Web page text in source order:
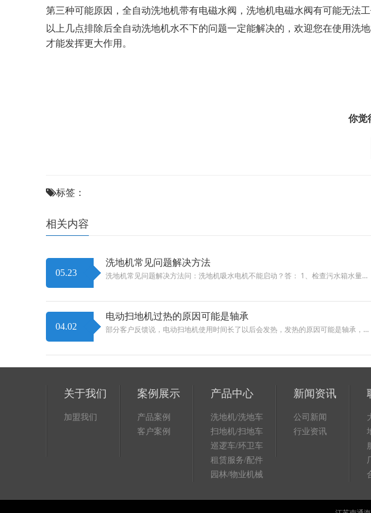
第三种可能原因，全自动洗地机带有电磁水阀，洗地机电磁水阀有可能无法
以上几点排除后全自动洗地机水不下的问题一定能解决的，欢迎您在使用
才能发挥更大作用。
你觉
标签：
相关内容
05.23
洗地机常见问题解决方法
洗地机常见问题解决方法问：洗地机吸水电机不能启动？答： 1、检查污水箱水量…
04.02
电动扫地机过热的原因可能是轴承
部分客户反馈说，电动扫地机使用时间长了以后会发热，发热的原因可能是轴承，…
关于我们
加盟我们
案例展示
产品案例
客户案例
产品中心
洗地机/洗地车
扫地机/扫地车
巡逻车/环卫车
租赁服务/配件
园林/物业机械
新闻资讯
公司新闻
行业资讯